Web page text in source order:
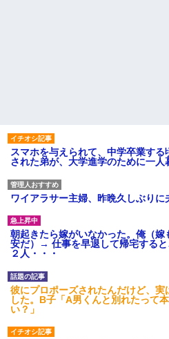
スマホを与えられて、中学卒業す
された弟が、大学進学のために一人
ワイアラサー主婦、昨晩久しぶりに
朝起きたら嫁がいなかった。俺（
安だ）→ 仕事を早退して帰宅する
２人・・・
彼にプロポーズされたんだけど、
した。B子「A男くんと別れたって
い？」